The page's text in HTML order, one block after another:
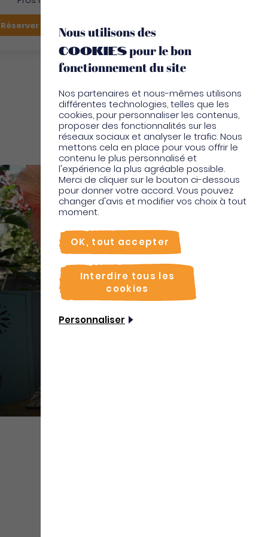
Réserver mon vol Je suis sur place
Locations vacances
Nous utilisons des
cookiespour le bon
fonctionnement du site
Nos partenaires et nous-mêmes utilisons
différentes technologies, telles que les
cookies, pour personnaliser les contenus,
proposer des fonctionnalités sur les
réseaux sociaux et analyser le trafic. Nous
mettons cela en place pour vous offrir le
contenu le plus personnalisé et
l'expérience la plus agréable possible.
Merci de cliquer sur le bouton ci-dessous
pour donner votre accord. Vous pouvez
changer d'avis et modifier vos choix à tout
moment.
OK, tout accepter
Interdire tous les
cookies
Personnaliser